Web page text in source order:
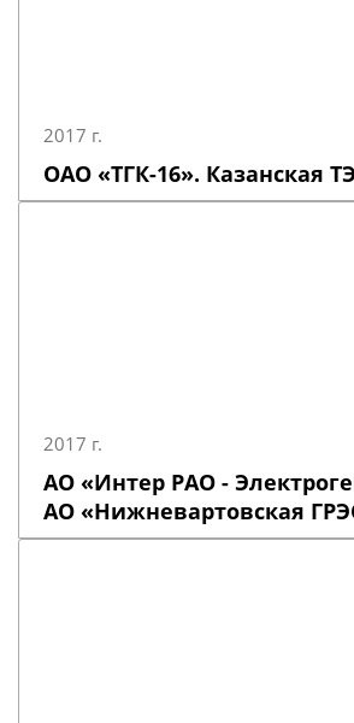
2017 г.
ОАО «ТГК-16». Казанская
2017 г.
АО «Интер РАО -
АО «Нижневартовская